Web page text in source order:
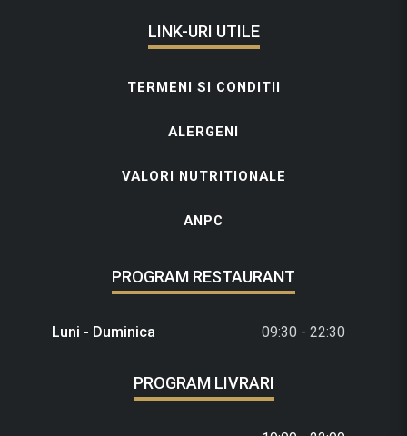
LINK-URI UTILE
TERMENI SI CONDITII
ALERGENI
VALORI NUTRITIONALE
ANPC
PROGRAM RESTAURANT
Luni - Duminica 09:30 - 22:30
PROGRAM LIVRARI